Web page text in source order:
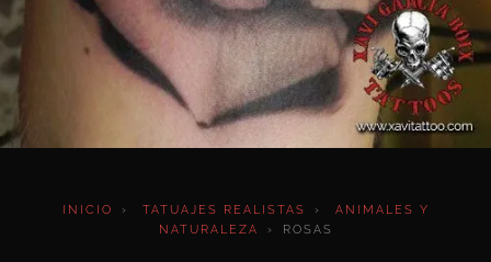
INICIO › TATUAJES REALISTAS ›
ANIMALES Y
NATURALEZA
› ROSAS